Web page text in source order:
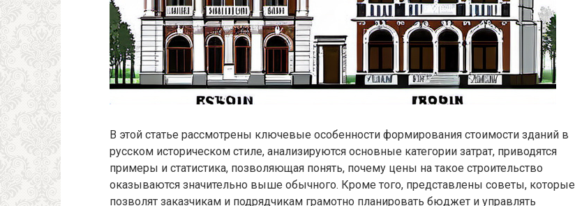
В этой статье рассмотрены ключевые особенности формирования стоимости зданий в
русском историческом стиле, анализируются основные категории затрат, приводятся
примеры и статистика, позволяющая понять, почему цены на такое строительство
оказываются значительно выше обычного. Кроме того, представлены советы, которые
позволят заказчикам и подрядчикам грамотно планировать бюджет и управлять